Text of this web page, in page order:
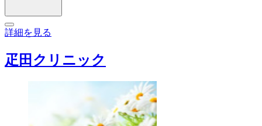
詳細を見る
疋田クリニック